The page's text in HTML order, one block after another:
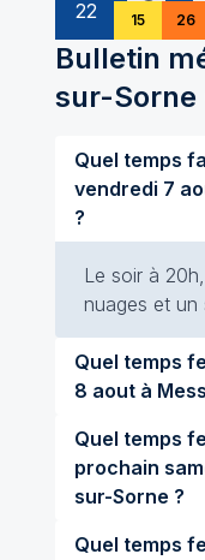
22 15 26
Bulletin
sur-Sorne
Quel temps
vendredi 7 aout à Messia-sur-Sorne
?
Le soir à
nuages et un
Quel temps
8 aout à
Quel temps
prochain samedi 15 aout à Messia-
sur-Sorne ?
Quel temps